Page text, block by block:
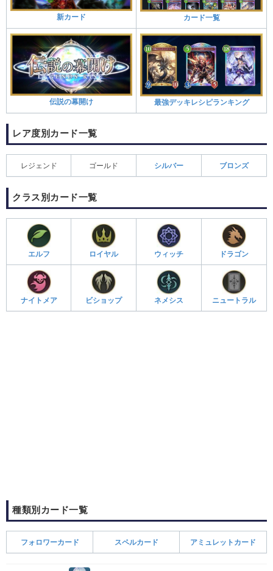
新カード カード一覧
伝説の幕開け 最強デッキレシピランキング
レア度別カード一覧
レジェンド ゴールド シルバー ブロンズ
クラス別カード一覧
エルフ ロイヤル ウィッチ ドラゴン
ナイトメア ビショップ ネメシス ニュートラル
種類別カード一覧
フォロワーカード スペルカード アミュレットカード